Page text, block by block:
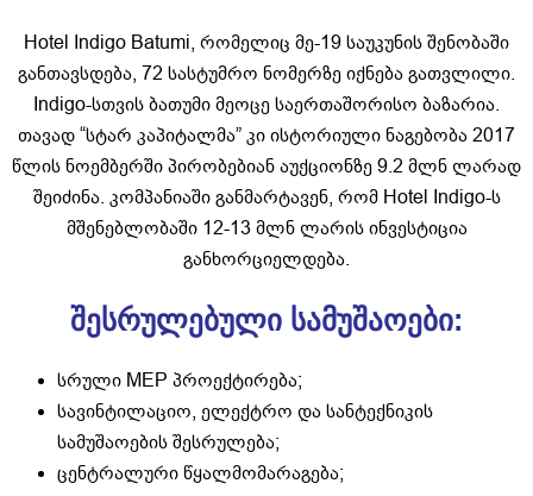
Hotel Indigo Batumi, რომელიც მე-19 საუკუნის შენობაში
განთავსდება, 72 სასტუმრო ნომერზე იქნება გათვლილი.
Indigo-სთვის ბათუმი მეოცე საერთაშორისო ბაზარია.
თავად “სტარ კაპიტალმა” კი ისტორიული ნაგებობა 2017
წლის ნოემბერში პირობებიან აუქციონზე 9.2 მლნ ლარად
შეიძინა. კომპანიაში განმარტავენ, რომ Hotel Indigo-ს
მშენებლობაში 12-13 მლნ ლარის ინვესტიცია
განხორციელდება.
შესრულებული სამუშაოები:
სრული MEP პროექტირება;
სავინტილაციო, ელექტრო და სანტექნიკის
სამუშაოების შესრულება;
ცენტრალური წყალმომარაგება;